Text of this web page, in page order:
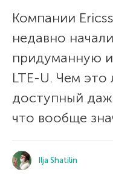
Компании
недавно
придуманную
LTE-U. Чем
доступный
что вообще
Ilja Shatilin